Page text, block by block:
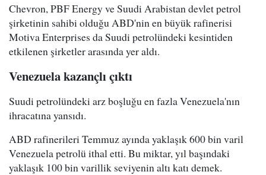
Chevron, PBF Energy ve Suudi Arabistan devlet petrol
şirketinin sahibi olduğu ABD'nin en büyük rafinerisi
Motiva Enterprises da Suudi petrolündeki kesintiden
etkilenen şirketler arasında yer aldı.
Venezuela kazançlı çıktı
Suudi petrolündeki arz boşluğu en fazla Venezuela'nın
ihracatına yansıdı.
ABD rafinerileri Temmuz ayında yaklaşık 600 bin varil
Venezuela petrolü ithal etti. Bu miktar, yıl başındaki
yaklaşık 100 bin varillik seviyenin altı katı demek.